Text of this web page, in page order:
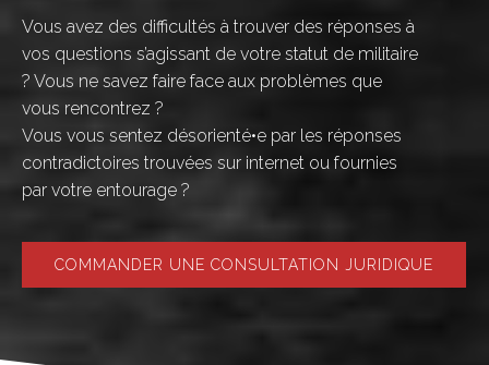
Vous avez des difficultés à trouver des réponses à
vos questions s’agissant de votre statut de militaire
? Vous ne savez faire face aux problèmes que
vous rencontrez ?
Vous vous sentez désorienté•e par les réponses
contradictoires trouvées sur internet ou fournies
par votre entourage ?
COMMANDER UNE CONSULTATION JURIDIQUE